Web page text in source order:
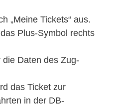
„Meine Tickets“ aus.
Plus-Symbol rechts
Daten des Zug-
das Ticket zur
in der DB-